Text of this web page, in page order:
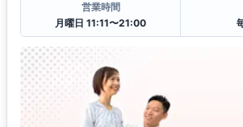
営業時間
月曜日 11:11〜21:00